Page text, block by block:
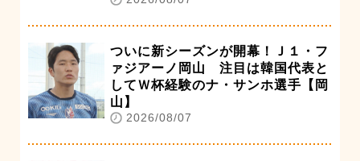
ついに新シーズンが開幕！Ｊ１・フ
ァジアーノ岡山 注目は韓国代表と
してＷ杯経験のナ・サンホ選手【岡
山】
2026/08/07